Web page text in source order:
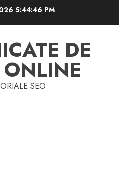
5:44:47 PM
DE
ONLINE
SEO